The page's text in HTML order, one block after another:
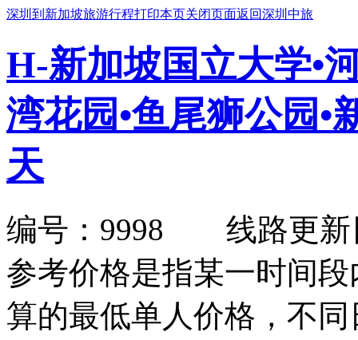
深圳到新加坡旅游行程打印本页关闭页面返回深圳中旅
H-新加坡国立大学•
湾花园•鱼尾狮公园•
天
编号：9998 线路更新
参考价格是指某一时间
算的最低单人价格，不